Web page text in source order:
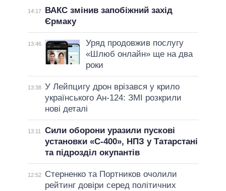
14:17
ВАКС змінив запобіжний захід
Єрмаку
13:46
Уряд продовжив послугу
«Шлюб онлайн» ще на два
роки
13:38 У Лейпцигу дрон врізався у крило
українського Ан-124: ЗМІ розкрили
нові деталі
13:11
Сили оборони уразили пускові
установки «С-400», НПЗ у Татарстані
та підрозділ окупантів
12:52
Стерненко та Портников очолили
рейтинг довіри серед політичних